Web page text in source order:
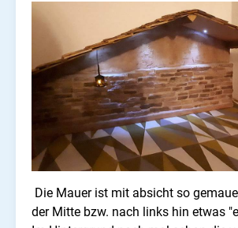
Die Mauer ist mit absicht so
der Mitte bzw. nach links hin etwas